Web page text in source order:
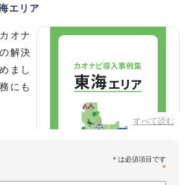
エリア
すべて読む
オナ
解決
まし
にも
*